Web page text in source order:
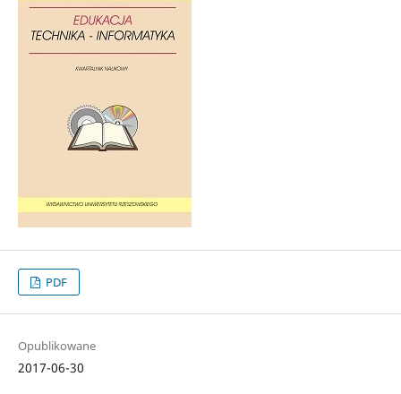
PDF
Opublikowane
2017-06-30